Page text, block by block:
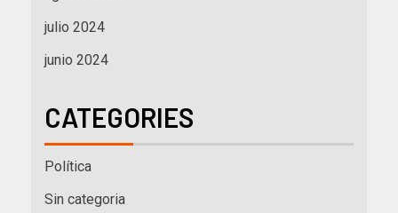
julio 2024
junio 2024
CATEGORIES
Política
Sin categoria